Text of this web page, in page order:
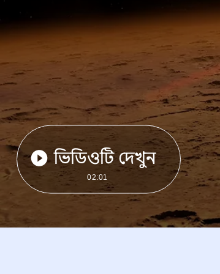
ভিডিওটি দেখুন
02:01